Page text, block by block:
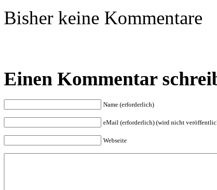
Bisher keine Kommentare
Einen Kommentar
Name (erforderlich)
eMail (erforderlich) (wird nicht
Webseite